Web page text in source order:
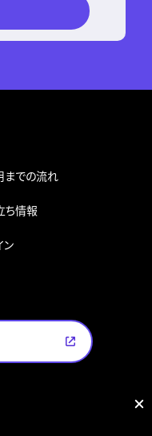
までの流れ
ち情報
ン